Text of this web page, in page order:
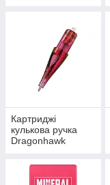
Картриджі
кулькова ручка
Dragonhawk